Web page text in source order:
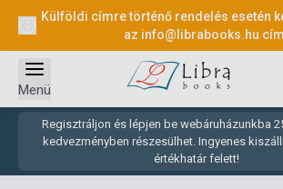
Külföldi címre történő rendelés esetén
az info@librabooks.hu
Regisztráljon és lépjen be webáruházunkba
kedvezményben részesülhet. Ingyenes
értékhatár felett!
Menü